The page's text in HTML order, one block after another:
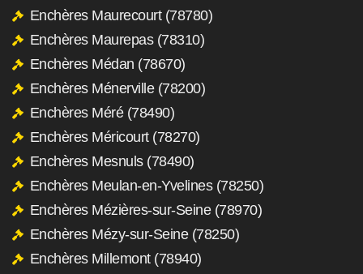
Enchères Maurecourt (78780)
Enchères Maurepas (78310)
Enchères Médan (78670)
Enchères Ménerville (78200)
Enchères Méré (78490)
Enchères Méricourt (78270)
Enchères Mesnuls (78490)
Enchères Meulan-en-Yvelines (78250)
Enchères Mézières-sur-Seine (78970)
Enchères Mézy-sur-Seine (78250)
Enchères Millemont (78940)